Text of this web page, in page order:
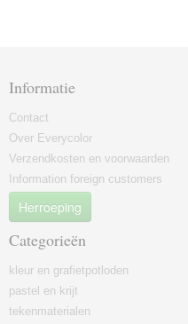
Informatie
Contact
Over Everycolor
Verzendkosten en voorwaarden
Information foreign customers
Herroeping
Categorieën
kleur en grafietpotloden
pastel en krijt
tekenmaterialen